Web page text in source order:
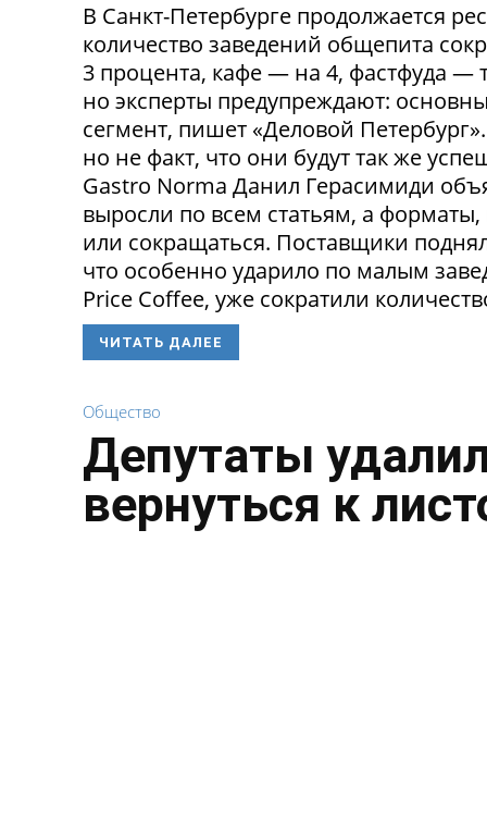
В Санкт-Петербурге продолжается
количество заведений общепита
3 процента, кафе — на 4, фастфуда —
но эксперты предупреждают:
сегмент, пишет «Деловой
но не факт, что они будут так же
Gastro Norma Данил Герасимиди
выросли по всем статьям, а
или сокращаться. Поставщики
что особенно ударило по малым
Price Coffee, уже сократили
ЧИТАТЬ ДАЛЕЕ
Общество
Депутаты
вернуться к